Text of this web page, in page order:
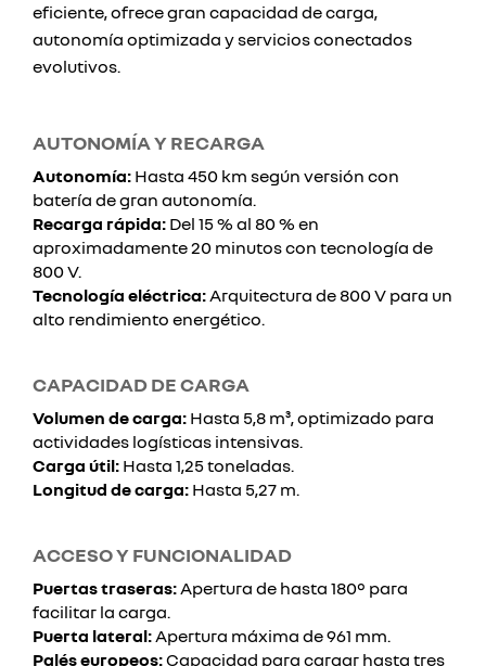
eficiente, ofrece gran capacidad de carga,
autonomía optimizada y servicios conectados
evolutivos.
AUTONOMÍA Y RECARGA
Autonomía: Hasta 450 km según versión con
batería de gran autonomía.
Recarga rápida: Del 15 % al 80 % en
aproximadamente 20 minutos con tecnología de
800 V.
Tecnología eléctrica:Arquitectura de 800 V para un
alto rendimiento energético.
CAPACIDAD DE CARGA
Volumen de carga: Hasta 5,8 m³, optimizado para
actividades logísticas intensivas.
Carga útil: Hasta 1,25 toneladas.
Longitud de carga: Hasta 5,27 m.
ACCESO Y FUNCIONALIDAD
Puertas traseras:Apertura de hasta 180° para
facilitar la carga.
Puerta lateral:Apertura máxima de 961 mm.
Palés europeos:Capacidad para cargar hasta tres